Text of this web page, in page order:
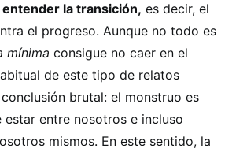
la transición, es decir, el
el progreso. Aunque no todo es
mínima consigue no caer en el
de este tipo de relatos
brutal: el monstruo es
estar entre nosotros e incluso
mismos. En este sentido, la